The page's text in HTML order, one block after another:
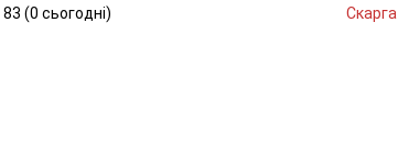
83 (0 сьогодні) Скарга